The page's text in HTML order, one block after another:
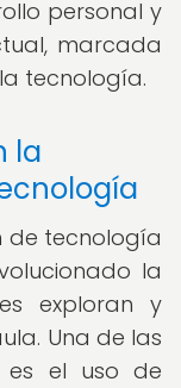
personal y
marcada
tecnología.
la
de tecnología
la
exploran y
Una de las
es el uso de